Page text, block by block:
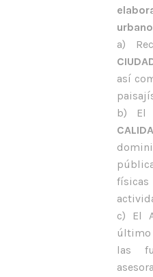
a)
así
b) El
c) El
último
las